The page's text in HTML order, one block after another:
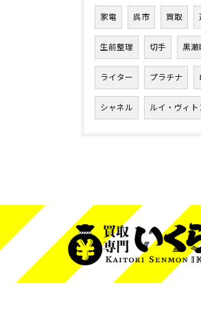
家電 呉市 買取
生前整理 切手 黒瀬
ライター プラチナ
シャネル ルイ・ヴィト